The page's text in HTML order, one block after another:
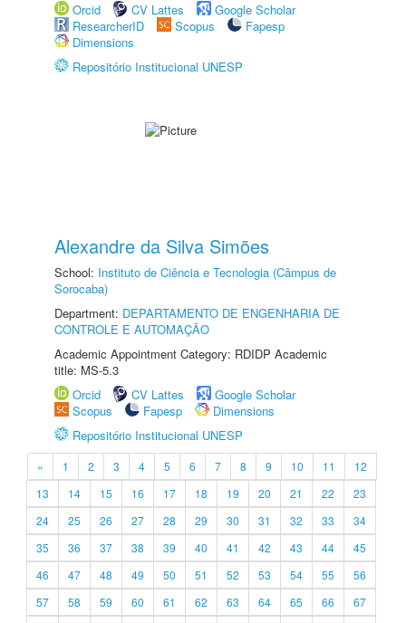
Orcid
CV Lattes
Google Scholar
ResearcherID
Scopus
Fapesp
Dimensions
Repositório Institucional UNESP
Alexandre da Silva Simões
School: Instituto de Ciência e Tecnologia (Câmpus de
Sorocaba)
Department: DEPARTAMENTO DE ENGENHARIA DE
CONTROLE E AUTOMAÇÃO
Academic Appointment Category: RDIDP Academic
title: MS-5.3
Orcid
CV Lattes
Google Scholar
Scopus
Fapesp
Dimensions
Repositório Institucional UNESP
« 1 2 3 4 5 6 7 8 9 10 11
12
13
14 15 16 17 18 19 20 21 22
23
24
25 26 27 28 29 30 31 32 33
34
35
36 37 38 39 40 41 42 43 44
45
46
47 48 49 50 51 52 53 54 55
56
57
58 59 60 61 62 63 64 65 66
67